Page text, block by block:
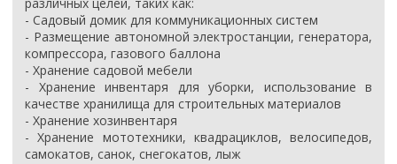
- Садовый домик для коммуникационных систем
- Размещение автономной электростанции, генератора,
компрессора, газового баллона
- Хранение садовой мебели
- Хранение инвентаря для уборки, использование в
качестве хранилища для строительных материалов
- Хранение хозинвентаря
- Хранение мототехники, квадрациклов, велосипедов,
самокатов, санок, снегокатов, лыж